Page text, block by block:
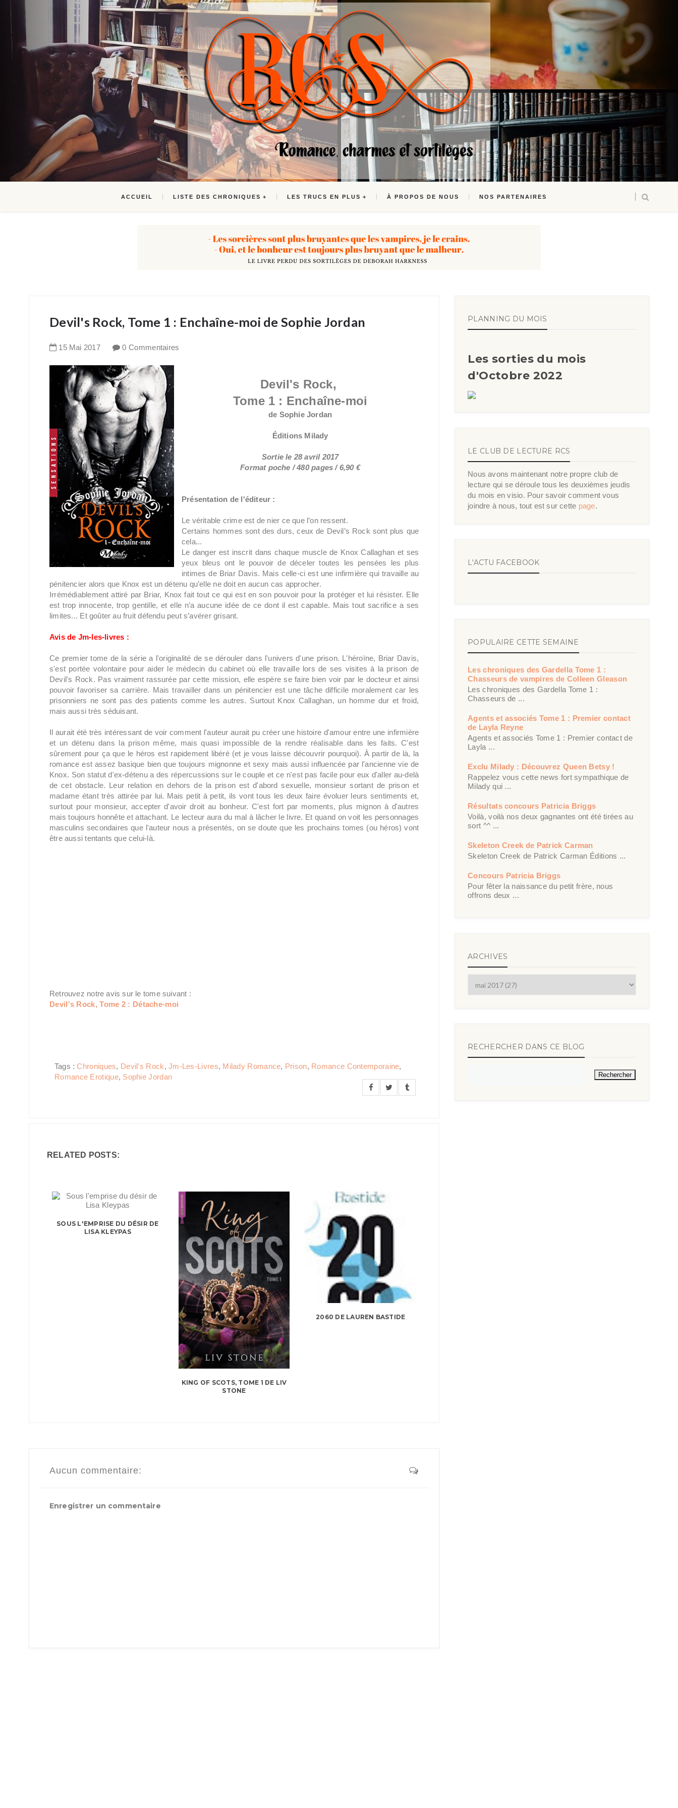
ACCUEIL LISTE DES CHRONIQUES LES TRUCS EN PLUS À PROPOS DE NOUS NOS PARTENAIRES
Devil's Rock, Tome 1 : Enchaîne-moi de Sophie Jordan
15 Mai 2017 0 Commentaires
Devil's Rock,
Tome 1 : Enchaîne-moi
de Sophie Jordan
Éditions Milady
Sortie le 28 avril 2017
Format poche / 480 pages / 6,90 €
Présentation de l'éditeur :
Le véritable crime est de nier ce que l’on ressent.
Certains hommes sont des durs, ceux de Devil’s Rock sont plus que
cela...
Le danger est inscrit dans chaque muscle de Knox Callaghan et ses
yeux bleus ont le pouvoir de déceler toutes les pensées les plus
intimes de Briar Davis. Mais celle-ci est une infirmière qui travaille au
pénitencier alors que Knox est un détenu qu’elle ne doit en aucun cas approcher.
Irrémédiablement attiré par Briar, Knox fait tout ce qui est en son pouvoir pour la protéger et lui résister. Elle
est trop innocente, trop gentille, et elle n’a aucune idée de ce dont il est capable. Mais tout sacrifice a ses
limites... Et goûter au fruit défendu peut s’avérer grisant.
Avis de Jm-les-livres :
Ce premier tome de la série a l'originalité de se dérouler dans l'univers d'une prison. L'héroïne, Briar Davis,
s'est portée volontaire pour aider le médecin du cabinet où elle travaille lors de ses visites à la prison de
Devil's Rock. Pas vraiment rassurée par cette mission, elle espère se faire bien voir par le docteur et ainsi
pouvoir favoriser sa carrière. Mais travailler dans un pénitencier est une tâche difficile moralement car les
prisonniers ne sont pas des patients comme les autres. Surtout Knox Callaghan, un homme dur et froid,
mais aussi très séduisant.
Il aurait été très intéressant de voir comment l'auteur aurait pu créer une histoire d'amour entre une infirmière
et un détenu dans la prison même, mais quasi impossible de la rendre réalisable dans les faits. C'est
sûrement pour ça que le héros est rapidement libéré (et je vous laisse découvrir pourquoi). À partir de là, la
romance est assez basique bien que toujours mignonne et sexy mais aussi influencée par l'ancienne vie de
Knox. Son statut d'ex-détenu a des répercussions sur le couple et ce n'est pas facile pour eux d'aller au-delà
de cet obstacle. Leur relation en dehors de la prison est d'abord sexuelle, monsieur sortant de prison et
madame étant très attirée par lui. Mais petit à petit, ils vont tous les deux faire évoluer leurs sentiments et,
surtout pour monsieur, accepter d'avoir droit au bonheur. C'est fort par moments, plus mignon à d'autres
mais toujours honnête et attachant. Le lecteur aura du mal à lâcher le livre. Et quand on voit les personnages
masculins secondaires que l'auteur nous a présentés, on se doute que les prochains tomes (ou héros) vont
être aussi tentants que celui-là.
Retrouvez notre avis sur le tome suivant :
Devil's Rock, Tome 2 : Détache-moi
Tags :Chroniques, Devil's Rock, Jm-Les-Livres, Milady Romance, Prison, Romance Contemporaine,
Romance Erotique, Sophie Jordan
RELATED POSTS:
SOUS L'EMPRISE DU DÉSIR DE
LISA KLEYPAS
KING OF SCOTS, TOME 1 DE LIV
STONE
2060 DE LAUREN BASTIDE
Aucun commentaire:
Enregistrer un commentaire
PLANNING DU MOIS
Les sorties du mois
d'Octobre 2022
LE CLUB DE LECTURE RCS
Nous avons maintenant notre propre club de
lecture qui se déroule tous les deuxièmes jeudis
du mois en visio. Pour savoir comment vous
joindre à nous, tout est sur cette page.
L'ACTU FACEBOOK
POPULAIRE CETTE SEMAINE
Les chroniques des Gardella Tome 1 :
Chasseurs de vampires de Colleen Gleason
Les chroniques des Gardella Tome 1 :
Chasseurs de ...
Agents et associés Tome 1 : Premier contact
de Layla Reyne
Agents et associés Tome 1 : Premier contact de
Layla ...
Exclu Milady : Découvrez Queen Betsy !
Rappelez vous cette news fort sympathique de
Milady qui ...
Résultats concours Patricia Briggs
Voilà, voilà nos deux gagnantes ont été tirées au
sort ^^ ...
Skeleton Creek de Patrick Carman
Skeleton Creek de Patrick Carman Éditions ...
Concours Patricia Briggs
Pour fêter la naissance du petit frère, nous
offrons deux ...
ARCHIVES
RECHERCHER DANS CE BLOG